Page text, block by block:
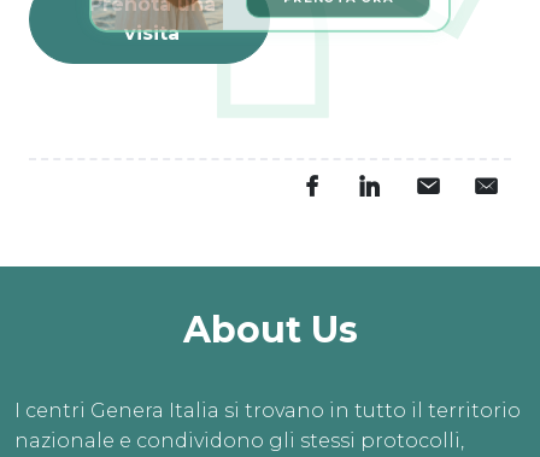
visita
About Us
I centri Genera Italia si trovano in tutto il territorio
nazionale e condividono gli stessi protocolli,